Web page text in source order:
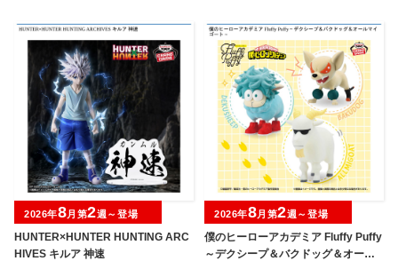
HUNTER×HUNTER HUNTING ARC
HIVES キルア 神速
2026年8月第2週～登場
僕のヒーローアカデミア Fluffy Puffy
～デクシープ＆バクドッグ＆オール
2026年8月第2週～登場